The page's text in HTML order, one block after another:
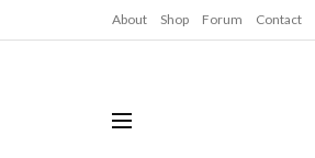
About Shop Forum Contact